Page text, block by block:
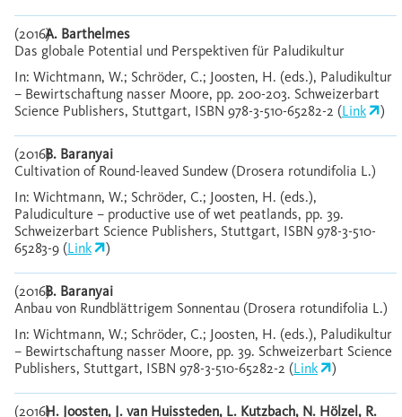
(2016)A. Barthelmes
Das globale Potential und Perspektiven für Paludikultur
In: Wichtmann, W.; Schröder, C.; Joosten, H. (eds.), Paludikultur
– Bewirtschaftung nasser Moore, pp. 200-203. Schweizerbart
Science Publishers, Stuttgart, ISBN 978-3-510-65282-2 (Link )
(2016)B. Baranyai
Cultivation of Round-leaved Sundew (Drosera rotundifolia L.)
In: Wichtmann, W.; Schröder, C.; Joosten, H. (eds.),
Paludiculture – productive use of wet peatlands, pp. 39.
Schweizerbart Science Publishers, Stuttgart, ISBN 978-3-510-
65283-9 (Link )
(2016)B. Baranyai
Anbau von Rundblättrigem Sonnentau (Drosera rotundifolia L.)
In: Wichtmann, W.; Schröder, C.; Joosten, H. (eds.), Paludikultur
– Bewirtschaftung nasser Moore, pp. 39. Schweizerbart Science
Publishers, Stuttgart, ISBN 978-3-510-65282-2 (Link )
(2016)H. Joosten, J. van Huissteden, L. Kutzbach, N. Hölzel, R.